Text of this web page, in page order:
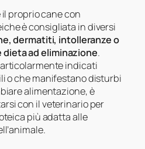
proprio cane con
è consigliata in diversi
dermatiti, intolleranze o
ad eliminazione.
indicati
o che manifestano disturbi
alimentazione, è
con il veterinario per
più adatta alle